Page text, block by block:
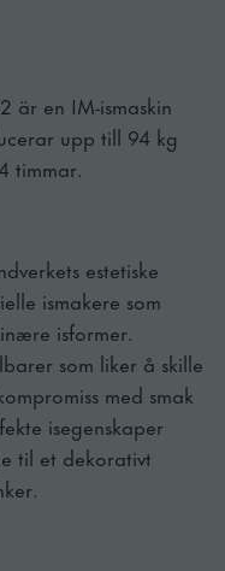
är en IM-ismaskin
upp till 94 kg
timmar.
estetiske
ismakere som
isformer.
som liker å skille
med smak
isegenskaper
til et dekorativt